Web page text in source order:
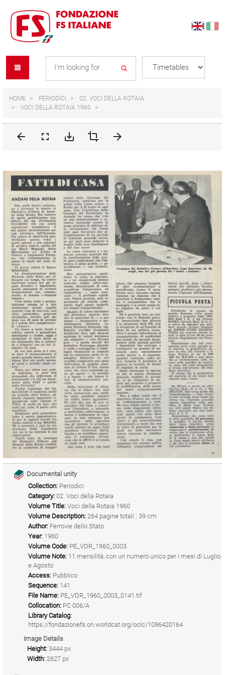
content
navigation
menu
HOME PERIODICI
02. VOCI DELLA ROTAIA
VOCI DELLA ROTAIA 1960
Documental unity
Collection: Periodici
Category: 02. Voci della Rotaia
Volume Title: Voci della Rotaia 1960
Volume Description: 264 pagine totali ; 39 cm
Author: Ferrovie dello Stato
Year: 1960
Volume Code: PE_VDR_1960_0003
Volume Note: 11 mensilità, con un numero unico per i mesi di Luglio
e Agosto
Access: Pubblico
Sequence: 141
File Name: PE_VDR_1960_0003_0141.tif
Collocation: PC 006/A
Library Catalog:
https://fondazionefs.on.worldcat.org/oclc/1096420164
Image Details
Height: 3444 px
Width: 2627 px